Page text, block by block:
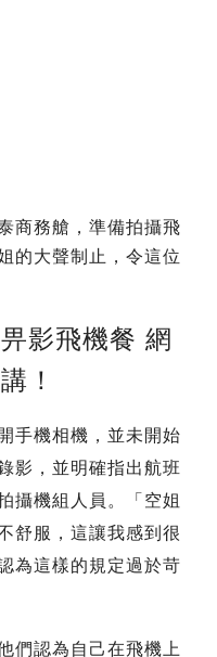
商務艙，準備拍攝飛
的大聲制止，令這位
影飛機餐 網
！
手機相機，並未開始
影，並明確指出航班
攝機組人員。「空姐
舒服，這讓我感到很
為這樣的規定過於苛
們認為自己在飛機上